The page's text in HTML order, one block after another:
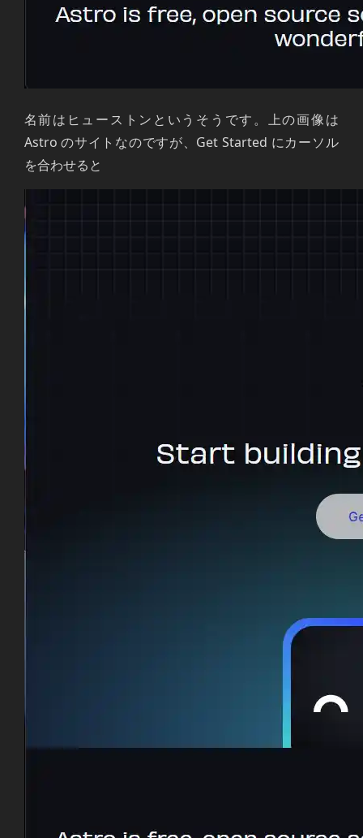
名前はヒューストンというそうです。上の画像は
Astro のサイトなのですが、Get Started にカーソル
を合わせると